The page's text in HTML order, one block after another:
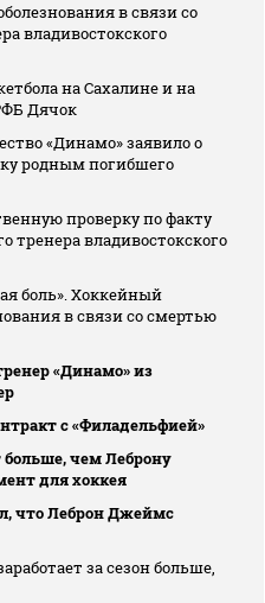
в связи со
владивостокского
на Сахалине и на
Дячок
«Динамо» заявило о
родным погибшего
проверку по факту
тренера владивостокского
боль». Хоккейный
в связи со смертью
«Динамо» из
с «Филадельфией»
чем Леброну
для хоккея
что Леброн Джеймс
за сезон больше,